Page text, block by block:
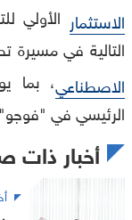
الاستثمار الأولي
التالية في مسيرة
الاصطناعي، بما
الرئيسي في
أخبار ذات